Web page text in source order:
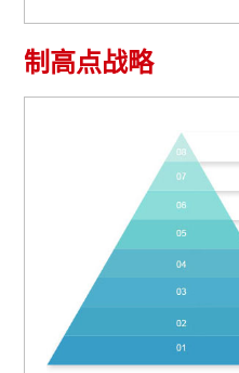
制高点战略